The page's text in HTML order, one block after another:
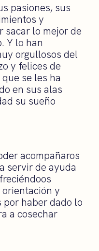
pasiones, sus
y
sacar lo mejor de
Y lo han
orgullosos del
y felices de
se les ha
en sus alas
su sueño
acompañaros
servir de ayuda
y
por haber dado lo
a cosechar